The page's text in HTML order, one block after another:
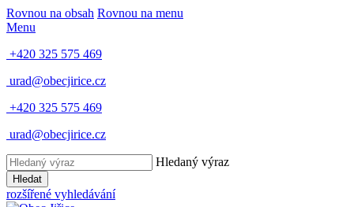
Rovnou na obsah Rovnou na menu
Menu
+420 325 575 469
urad@obecjirice.cz
+420 325 575 469
urad@obecjirice.cz
Hledaný výraz
Hledat
rozšířené vyhledávání